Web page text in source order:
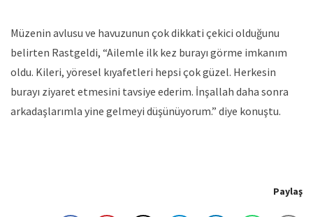
Müzenin avlusu ve havuzunun çok dikkati çekici olduğunu
belirten Rastgeldi, “Ailemle ilk kez burayı görme imkanım
oldu. Kileri, yöresel kıyafetleri hepsi çok güzel. Herkesin
burayı ziyaret etmesini tavsiye ederim. İnşallah daha sonra
arkadaşlarımla yine gelmeyi düşünüyorum.” diye konuştu.
Paylaş